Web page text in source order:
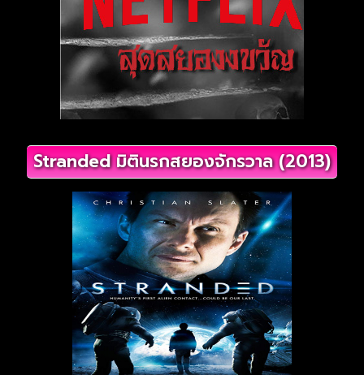
Stranded มิตินรกสยองจักรวาล (2013)